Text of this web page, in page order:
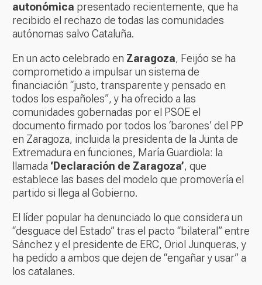
autonómica presentado recientemente, que ha
recibido el rechazo de todas las comunidades
autónomas salvo Cataluña.
En un acto celebrado en Zaragoza, Feijóo se ha
comprometido a impulsar un sistema de
financiación “justo, transparente y pensado en
todos los españoles”, y ha ofrecido a las
comunidades gobernadas por el PSOE el
documento firmado por todos los ‘barones’ del PP
en Zaragoza, incluida la presidenta de la Junta de
Extremadura en funciones, María Guardiola: la
llamada ‘Declaración de Zaragoza’, que
establece las bases del modelo que promovería el
partido si llega al Gobierno.
El líder popular ha denunciado lo que considera un
“desguace del Estado” tras el pacto “bilateral” entre
Sánchez y el presidente de ERC, Oriol Junqueras, y
ha pedido a ambos que dejen de “engañar y usar” a
los catalanes.